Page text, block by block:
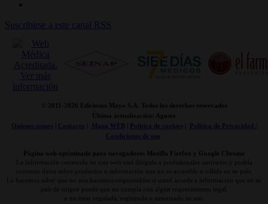
Suscribirse a este canal RSS
© 2011- 2026 Ediciones Mayo S.A. Todos los derechos reservados
Última actualización: Agosto
Quienes somos| Contacto Mapa WEB| Politica de cookies|
Politica de Privacidad /
Condiciones de uso
Página web optimizada para navegadores Mozilla Firefox y Google Chrome
La información contenida en esta web está dirigida a profesionales sanitarios y podría
contener datos sobre productos o información que no es accesible o válida en su país.
Le hacemos saber que no nos hacemos responsables si usted accede a información que en su
país de origen puede que no cumpla con algún requerimiento legal,
o no estar regulada, registrada o autorizado su uso.